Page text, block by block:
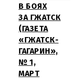
В БОЯХ
ЗА ГЖАТСК
(ГАЗЕТА
«ГЖАТСК-
ГАГАРИН»,
№ 1,
МАРТ